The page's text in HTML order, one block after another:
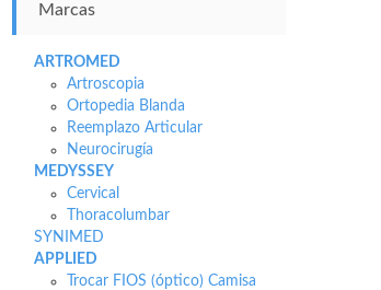
Marcas
ARTROMED
Artroscopia
Ortopedia Blanda
Reemplazo Articular
Neurocirugía
MEDYSSEY
Cervical
Thoracolumbar
SYNIMED
APPLIED
Trocar FIOS (óptico) Camisa